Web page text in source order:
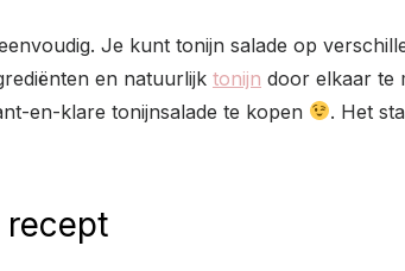
Je kunt tonijn salade op
en natuurlijk tonijn door elkaar te
en-klare tonijnsalade te kopen
. Het
recept